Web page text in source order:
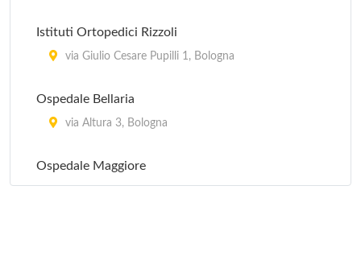
Istituti Ortopedici Rizzoli
via Giulio Cesare Pupilli 1, Bologna
Ospedale Bellaria
via Altura 3, Bologna
Ospedale Maggiore